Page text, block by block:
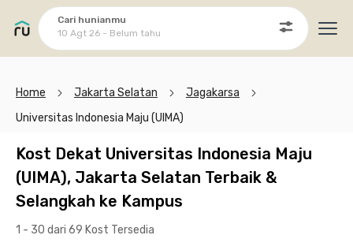
Cari hunianmu
10 Agt 26 - Belum tahu
Home Jakarta Selatan
Jagakarsa
Universitas Indonesia Maju (UIMA)
Kost Dekat Universitas Indonesia Maju
(UIMA), Jakarta Selatan Terbaik &
Selangkah ke Kampus
1 - 30 dari 69 Kost Tersedia